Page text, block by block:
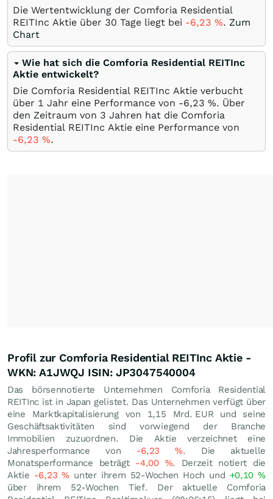
Die Wertentwicklung der Comforia Residential
REITInc Aktie über 30 Tage liegt bei -6,23 %. Zum
Chart
Wie hat sich die Comforia Residential REITInc
Aktie entwickelt?
Die Comforia Residential REITInc Aktie verbucht
über 1 Jahr eine Performance von -6,23 %. Über
den Zeitraum von 3 Jahren hat die Comforia
Residential REITInc Aktie eine Performance von
-6,23 %.
Profil zur Comforia Residential REITInc Aktie -
WKN: A1JWQJ ISIN: JP3047540004
Das börsennotierte Unternehmen Comforia Residential
REITInc ist in Japan gelistet. Das Unternehmen verfügt über
eine Marktkapitalisierung von 1,15 Mrd. EUR und seine
Geschäftsaktivitäten sind vorwiegend der Branche
Immobilien zuzuordnen. Die Aktie verzeichnet eine
Jahresperformance von -6,23%. Die aktuelle
Monatsperformance beträgt -4,00 %. Derzeit notiert die
Aktie -6,23% unter ihrem 52-Wochen Hoch und +0,10%
über ihrem 52-Wochen Tief. Der aktuelle Comforia